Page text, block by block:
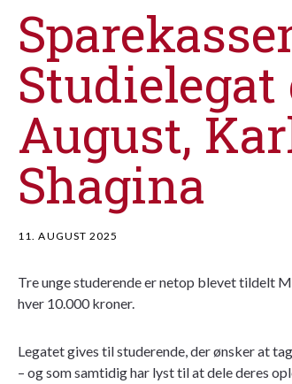
August,
Shagina
11. AUGUST 2025
Tre unge studerende er netop blevet tildelt
hver 10.000 kroner.
Legatet gives til studerende, der ønsker at
– og som samtidig har lyst til at dele deres